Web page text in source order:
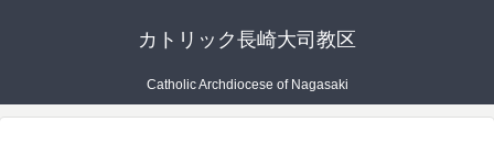
カトリック長崎大司教区
Catholic Archdiocese of Nagasaki